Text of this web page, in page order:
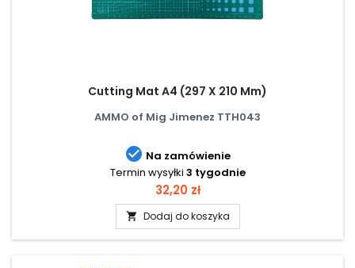
Cutting Mat A4 (297 X 210 Mm)
AMMO of Mig Jimenez TTH043
 Na zamówienie
Termin wysyłki 3 tygodnie
Cena
32,20 zł
 Dodaj do koszyka